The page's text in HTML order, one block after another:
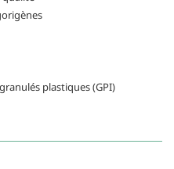
plastiques (GPI)